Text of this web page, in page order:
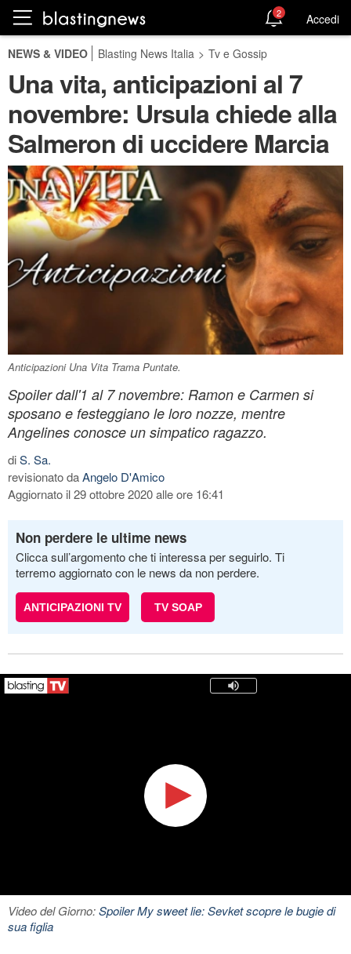
2 Accedi
NEWS & VIDEO Blasting News Italia > Tv e Gossip
Una vita, anticipazioni al 7
novembre: Ursula chiede alla
Salmeron di uccidere Marcia
Anticipazioni Una Vita Trama Puntate.
Spoiler dall'1 al 7 novembre: Ramon e Carmen si
sposano e festeggiano le loro nozze, mentre
Angelines conosce un simpatico ragazzo.
diS. Sa.
revisionato daAngelo D'Amico
Aggiornato il 29 ottobre 2020 alle ore 16:41
Non perdere le ultime news
Clicca sull’argomento che ti interessa per seguirlo. Ti
terremo aggiornato con le news da non perdere.
ANTICIPAZIONI TV TV SOAP
Video del Giorno:Spoiler My sweet lie: Sevket scopre le bugie di
sua figlia